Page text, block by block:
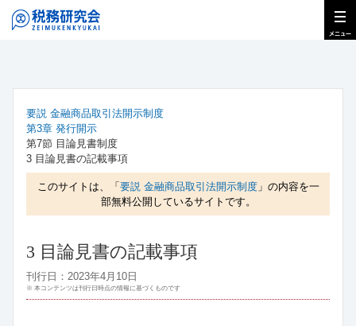
要説 金融商品取引法開示制度
第3章 発行開示
第7節 目論見書制度
3 目論見書の記載事項
このサイトは、「 要説 金融商品取引法開示制度」の内容を一
部無料公開しているサイトです。
3 目論見書の記載事項
刊行日：2023年4月10日
※ 本コンテンツは刊行日時点の情報に基づくものです